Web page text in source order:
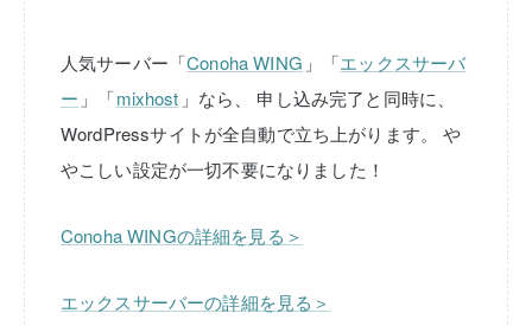
人気サーバー「Conoha WING 」「エックスサーバ
ー 」「mixhost 」なら、
申し込み完了と同時に、
WordPressサイトが全自動で立ち上がります。
や
やこしい設定が一切不要になりました！
Conoha WINGの詳細を見る＞
エックスサーバーの詳細を見る＞